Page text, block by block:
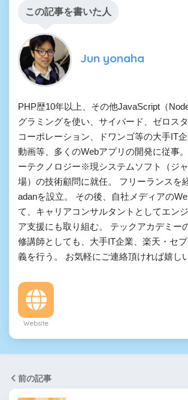
この記事を書いた人
Jun yonaha
PHP歴10年以上、その他JavaScript（
グラミングを使い、サイバード、ゼロス
コーポレーション、ドワンゴ等の大手IT
動画等、多くのWebアプリの開発に従事
ーテクノロジー※現システムソフト（ジ
場）の技術顧問に就任。 フリーランスを
adanを設立。 その後、自社メディアの
て、キャリアコンサルタントとしてエン
ア支援にも取り組む。 テックアカデミー
修講師としても、大手IT企業、楽天・セ
義を行う。 お気軽にご連絡頂ければ嬉し
Website
前の記事